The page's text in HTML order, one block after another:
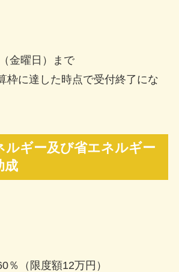
金曜日）まで
枠に達した時点で受付終了にな
ルギー及び省エネルギー
成
％（限度額12万円）